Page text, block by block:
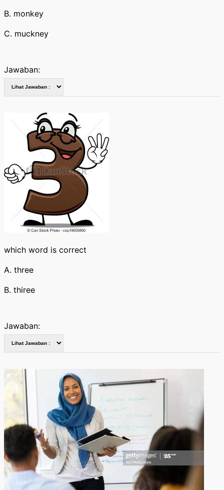
B. monkey
C. muckney
Jawaban:
which word is correct
A. three
B. thiree
Jawaban: